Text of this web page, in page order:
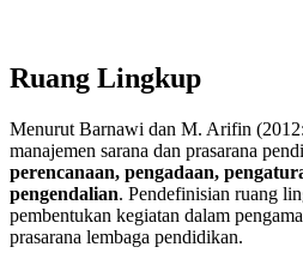
Ruang Lingkup
Menurut Barnawi dan M. Arifin
manajemen sarana dan prasarana
perencanaan, pengadaan,
pengendalian. Pendefinisian ruang
pembentukan kegiatan dalam
prasarana lembaga pendidikan.